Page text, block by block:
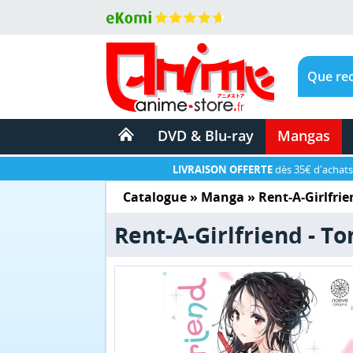
DVD & Blu-ray Mangas
LIVRAISON OFFERTEdès 35€
Catalogue» Manga » Rent-A-
Rent-A-Girlfriend -